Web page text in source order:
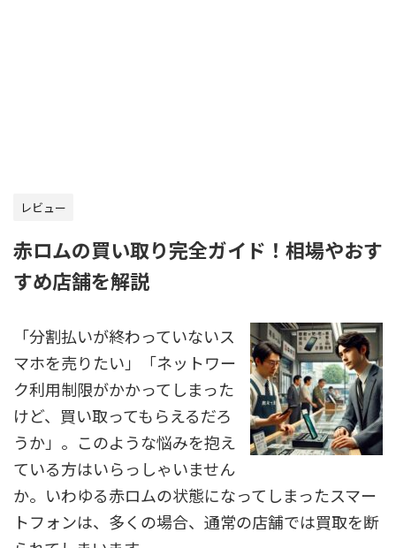
レビュー
赤ロムの買い取り完全ガイド！相場やおす
すめ店舗を解説
「分割払いが終わっていないス
マホを売りたい」「ネットワー
ク利用制限がかかってしまった
けど、買い取ってもらえるだろ
うか」。このような悩みを抱え
ている方はいらっしゃいません
か。いわゆる赤ロムの状態になってしまったスマー
トフォンは、多くの場合、通常の店舗では買取を断